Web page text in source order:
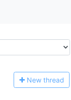
New thread